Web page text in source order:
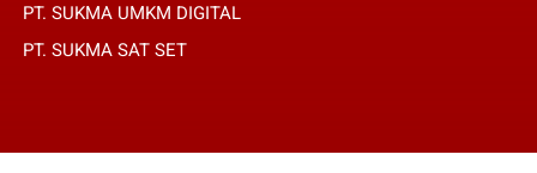
PT. SUKMA UMKM DIGITAL
PT. SUKMA SAT SET